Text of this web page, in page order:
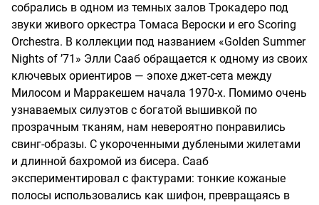
собрались в одном из темных залов Трокадеро под
звуки живого оркестра Томаса Вероски и его Scoring
Orchestra. В коллекции под названием «Golden Summer
Nights of ’71» Элли Сааб обращается к одному из своих
ключевых ориентиров — эпохе джет-сета между
Милосом и Марракешем начала 1970-х. Помимо очень
узнаваемых силуэтов с богатой вышивкой по
прозрачным тканям, нам невероятно понравились
свинг-образы. С укороченными дублеными жилетами
и длинной бахромой из бисера. Сааб
экспериментировал с фактурами: тонкие кожаные
полосы использовались как шифон, превращаясь в